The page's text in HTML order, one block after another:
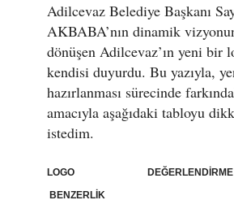
Adilcevaz Belediye Başkanı
AKBABA’nın dinamik
dönüşen Adilcevaz’ın yeni bir
kendisi duyurdu. Bu yazıyla,
hazırlanması sürecinde
amacıyla aşağıdaki tabloyu
istedim.
LOGO
BENZERLİK